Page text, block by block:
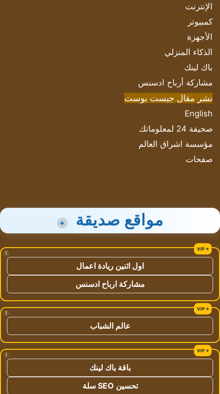
الإنترنت
كمبيوتر
الأجهزة
الذكاء المنزلي
باك لينك
مشاركة أرباح ادسنس
نشر مقال جيست بوست
English
صحيفة 24 لمعلوماتك
مؤسسة اشراق العالم
صفحات
مواقع صديقة +
!
اول اثنين ريادة اعمال
مشاركة ارباح ادسنس
!
عالم الشباب
!
باقة باك لينك
تحسين SEO سلة